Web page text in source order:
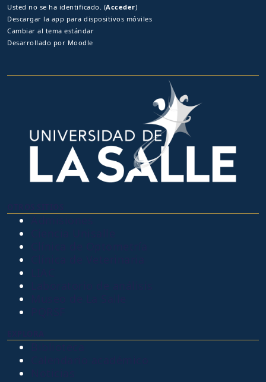
Usted no se ha identificado. (Acceder)
Descargar la app para dispositivos móviles
Cambiar al tema estándar
Desarrollado por Moodle